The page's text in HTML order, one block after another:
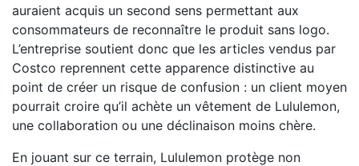
auraient acquis un second sens permettant aux
consommateurs de reconnaître le produit sans logo.
L’entreprise soutient donc que les articles vendus par
Costco reprennent cette apparence distinctive au
point de créer un risque de confusion : un client moyen
pourrait croire qu’il achète un vêtement de Lululemon,
une collaboration ou une déclinaison moins chère.
En jouant sur ce terrain, Lululemon protège non